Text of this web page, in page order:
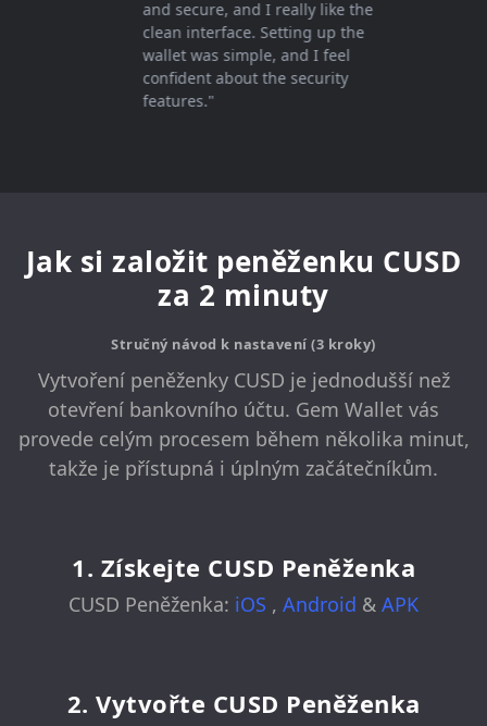
and secure, and I really like the
clean interface. Setting up the
wallet was simple, and I feel
confident about the security
features."
Jak si založit peněženku CUSD
za 2 minuty
Stručný návod k nastavení (3 kroky)
Vytvoření peněženky CUSD je jednodušší než
otevření bankovního účtu. Gem Wallet vás
provede celým procesem během několika minut,
takže je přístupná i úplným začátečníkům.
1. Získejte CUSD Peněženka
CUSD Peněženka: iOS , Android & APK
2. Vytvořte CUSD Peněženka